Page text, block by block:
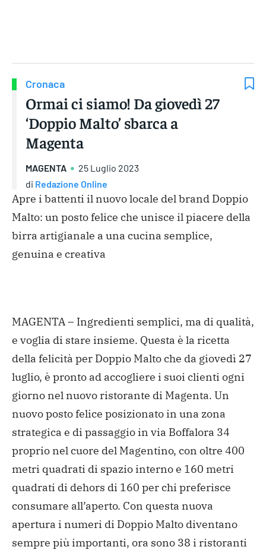
Cronaca
Ormai ci siamo! Da giovedì 27
‘Doppio Malto’ sbarca a
Magenta
MAGENTA
25 Luglio 2023
di Redazione Online
Apre i battenti il nuovo locale del brand Doppio
Malto: un posto felice che unisce il piacere della
birra artigianale a una cucina semplice,
genuina e creativa
MAGENTA – Ingredienti semplici, ma di qualità,
e voglia di stare insieme. Questa è la ricetta
della felicità per Doppio Malto che da giovedì 27
luglio, è pronto ad accogliere i suoi clienti ogni
giorno nel nuovo ristorante di Magenta. Un
nuovo posto felice posizionato in una zona
strategica e di passaggio in via Boffalora 34
proprio nel cuore del Magentino, con oltre 400
metri quadrati di spazio interno e 160 metri
quadrati di dehors di 160 per chi preferisce
consumare all’aperto. Con questa nuova
apertura i numeri di Doppio Malto diventano
sempre più importanti, ora sono 38 i ristoranti